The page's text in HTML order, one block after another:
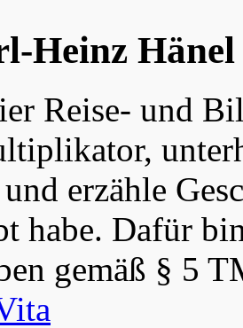
Heinz Hänel
Reise- und
und erzähle
habe. Dafür
gemäß § 5